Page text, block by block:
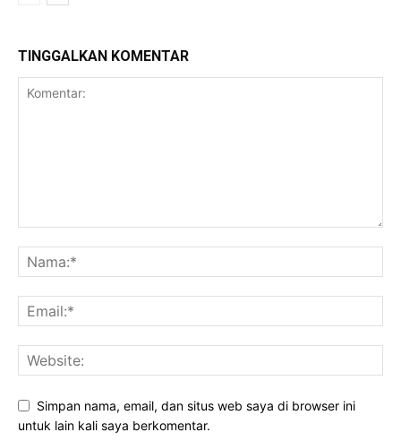
TINGGALKAN KOMENTAR
Simpan nama, email, dan situs web saya di browser ini
untuk lain kali saya berkomentar.